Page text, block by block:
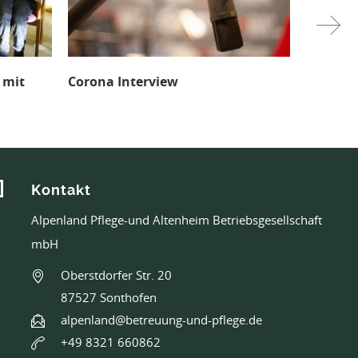
Interview
Kontakt
Alpenland Pflege-und Altenheim Betriebsgesellschaft
mbH
Oberstdorfer Str. 20
87527 Sonthofen
alpenland@betreuung-und-pflege.de
+49 8321 660862